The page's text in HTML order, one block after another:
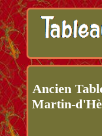
Ancien
Martin-